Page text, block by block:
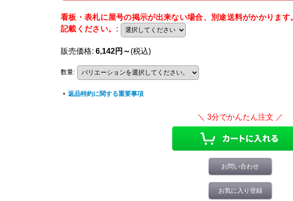
看板・表札に屋号の掲示が出来ない場合、別途送料がかかりま
記載ください。 :
販売価格: 6,142円～(税込)
数量:
返品特約に関する重要事項
お問い合わせ
お気に入り登録